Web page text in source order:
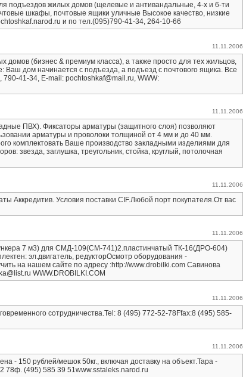
подъездов жилых домов (щелевые и антивандальные, 4-х и 6-ти
шкафы, почтовые ящики уличные Высокое качество, низкие
и по тел.(095)790-41-34, 264-10-66
11.11.2006
(бизнес & премиум класса), а также просто для тех жильцов,
Ваш дом начинается с подъезда, а подъезд с почтового ящика. Все
41-34, E-mail: pochtoshkaf@mail.ru, WWW:
11.11.2006
ПВХ). Фиксаторы арматуры (защитного слоя) позволяют
арматуры и проволоки толщиной от 4 мм и до 40 мм.
комплектовать Ваше производство закладными изделиями для
звезда, заглушка, треугольник, стойка, круглый, потолочная
11.11.2006
Аккредитив. Условия поставки CIF.Любой порт покупателя.От вас
11.11.2006
7 м3) для СМД-109(СМ-741)2.пластинчатый ТК-16(ДРО-604)
эл.двигатель, редукторОсмотр оборудования -
на нашем сайте по адресу :http://www.drobilki.com Савинова
WWW.DROBILKI.COM
11.11.2006
сотрудничества.Tel: 8 (495) 772-52-78Ffax:8 (495) 585-
11.11.2006
- 150 рублей/мешок 50кг., включая доставку на объект.Тара -
78ф. (495) 585 39 51www.sstaleks.narod.ru